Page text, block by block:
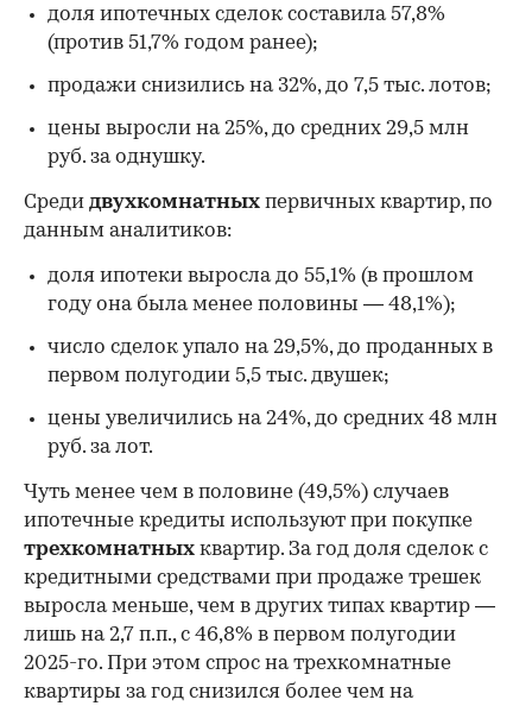
доля ипотечных сделок составила 57,8%
(против 51,7% годом ранее);
продажи снизились на 32%, до 7,5 тыс. лотов;
цены выросли на 25%, до средних 29,5 млн
руб. за однушку.
Среди двухкомнатных первичных квартир, по
данным аналитиков:
доля ипотеки выросла до 55,1% (в прошлом
году она была менее половины — 48,1%);
число сделок упало на 29,5%, до проданных в
первом полугодии 5,5 тыс. двушек;
цены увеличились на 24%, до средних 48 млн
руб. за лот.
Чуть менее чем в половине (49,5%) случаев
ипотечные кредиты используют при покупке
трехкомнатных квартир. За год доля сделок с
кредитными средствами при продаже трешек
выросла меньше, чем в других типах квартир —
лишь на 2,7 п.п., с 46,8% в первом полугодии
2025-го. При этом спрос на трехкомнатные
квартиры за год снизился более чем на